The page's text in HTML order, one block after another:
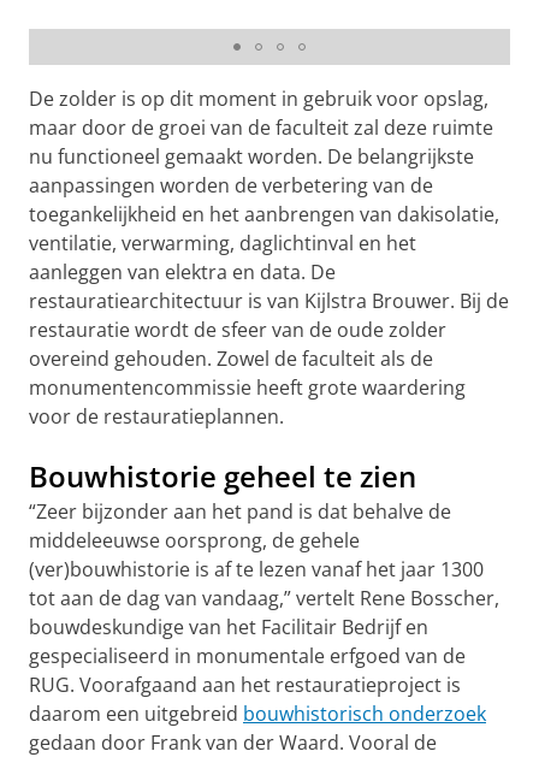
De zolder is op dit moment in gebruik voor opslag,
maar door de groei van de faculteit zal deze ruimte
nu functioneel gemaakt worden. De belangrijkste
aanpassingen worden de verbetering van de
toegankelijkheid en het aanbrengen van dakisolatie,
ventilatie, verwarming, daglichtinval en het
aanleggen van elektra en data. De
restauratiearchitectuur is van Kijlstra Brouwer. Bij de
restauratie wordt de sfeer van de oude zolder
overeind gehouden. Zowel de faculteit als de
monumentencommissie heeft grote waardering
voor de restauratieplannen.
Bouwhistorie geheel te zien
“Zeer bijzonder aan het pand is dat behalve de
middeleeuwse oorsprong, de gehele
(ver)bouwhistorie is af te lezen vanaf het jaar 1300
tot aan de dag van vandaag,” vertelt Rene Bosscher,
bouwdeskundige van het Facilitair Bedrijf en
gespecialiseerd in monumentale erfgoed van de
RUG. Voorafgaand aan het restauratieproject is
daarom een uitgebreid bouwhistorisch onderzoek
gedaan door Frank van der Waard. Vooral de